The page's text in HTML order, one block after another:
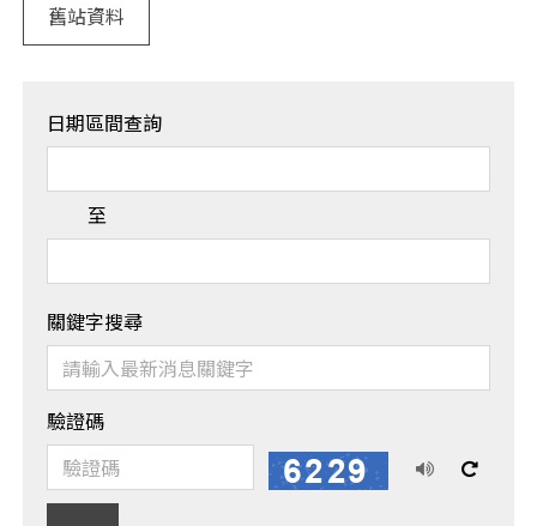
舊站資料
日期區間查詢
至
關鍵字搜尋
驗證碼
播
換